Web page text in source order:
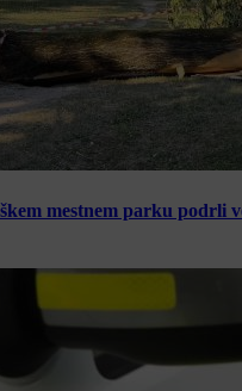
mestnem parku podrli